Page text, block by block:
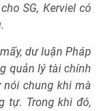
SG, Kerviel có
dư luận Pháp
quản lý tài chính
nói chung khi mà
tự. Trong khi đó,